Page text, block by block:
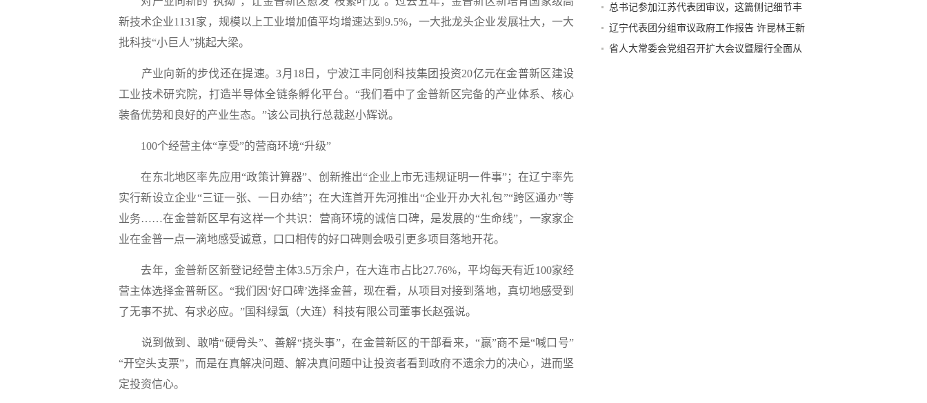
新技术企业1131家，规模以上工业增加值平均增速达到9.5%，一大批龙头企业发展壮大，一大
批科技“小巨人”挑起大梁。
产业向新的步伐还在提速。3月18日，宁波江丰同创科技集团投资20亿元在金普新区建设
工业技术研究院，打造半导体全链条孵化平台。“我们看中了金普新区完备的产业体系、核心
装备优势和良好的产业生态。”该公司执行总裁赵小辉说。
100个经营主体“享受”的营商环境“升级”
在东北地区率先应用“政策计算器”、创新推出“企业上市无违规证明一件事”；在辽宁率先
实行新设立企业“三证一张、一日办结”；在大连首开先河推出“企业开办大礼包”“跨区通办”等
业务……在金普新区早有这样一个共识：营商环境的诚信口碑，是发展的“生命线”，一家家企
业在金普一点一滴地感受诚意，口口相传的好口碑则会吸引更多项目落地开花。
去年，金普新区新登记经营主体3.5万余户，在大连市占比27.76%，平均每天有近100家经
营主体选择金普新区。“我们因‘好口碑’选择金普，现在看，从项目对接到落地，真切地感受到
了无事不扰、有求必应。”国科绿氢（大连）科技有限公司董事长赵强说。
说到做到、敢啃“硬骨头”、善解“挠头事”，在金普新区的干部看来，“赢”商不是“喊口号”
“开空头支票”，而是在真解决问题、解决真问题中让投资者看到政府不遗余力的决心，进而坚
定投资信心。
总书记参加江苏代表团审议，这篇侧记细节丰
富
辽宁代表团分组审议政府工作报告 许昆林王新
伟杨晓超郝鹏侯建国参加
省人大常委会党组召开扩大会议暨履行全面从